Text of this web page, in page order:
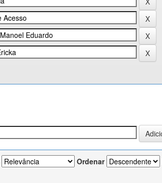
Ordenar